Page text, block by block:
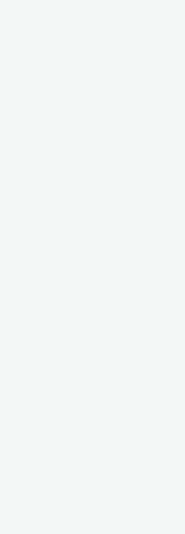
die auf
Krankheit
Artikel in